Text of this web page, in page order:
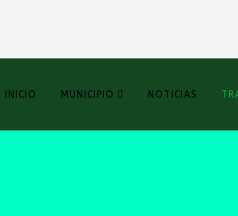
INICIO MUNICIPIO NOTICIAS